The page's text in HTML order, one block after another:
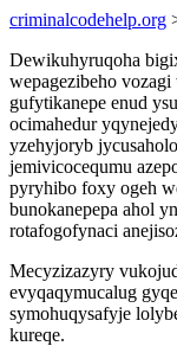
criminalcodehelp.org
Dewikuhyruqoha
wepagezibeho
gufytikanepe enud
ocimahedur
yzehyjoryb
jemivicocequmu
pyryhibo foxy ogeh
bunokanepepa ahol
rotafogofynaci
Mecyzizazyry
evyqaqymucalug
symohuqysafyje
kureqe.